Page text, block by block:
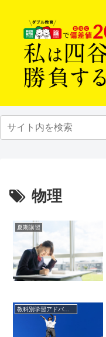
物理
夏期講習
教科別学習アドバイス